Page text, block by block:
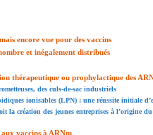
encore vue pour des vaccins
et inégalement distribués
thérapeutique ou prophylactique des
des culs-de-sac industriels
ionisables (LPN) : une réussite initiale
la création des jeunes entreprises à l’origine
aux vaccins à ARNm